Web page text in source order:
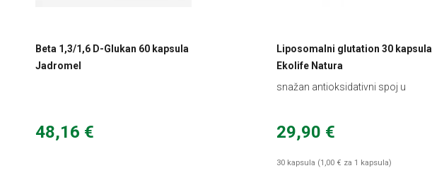
Beta 1,3/1,6 D-Glukan 60 kapsula
Jadromel
48,16 €
Liposomalni glutation 30 kapsula
Ekolife Natura
snažan antioksidativni spoj u
29,90 €
30 kapsula (1,00 € za 1 kapsula)